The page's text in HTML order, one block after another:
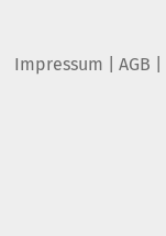
Impressum AGB